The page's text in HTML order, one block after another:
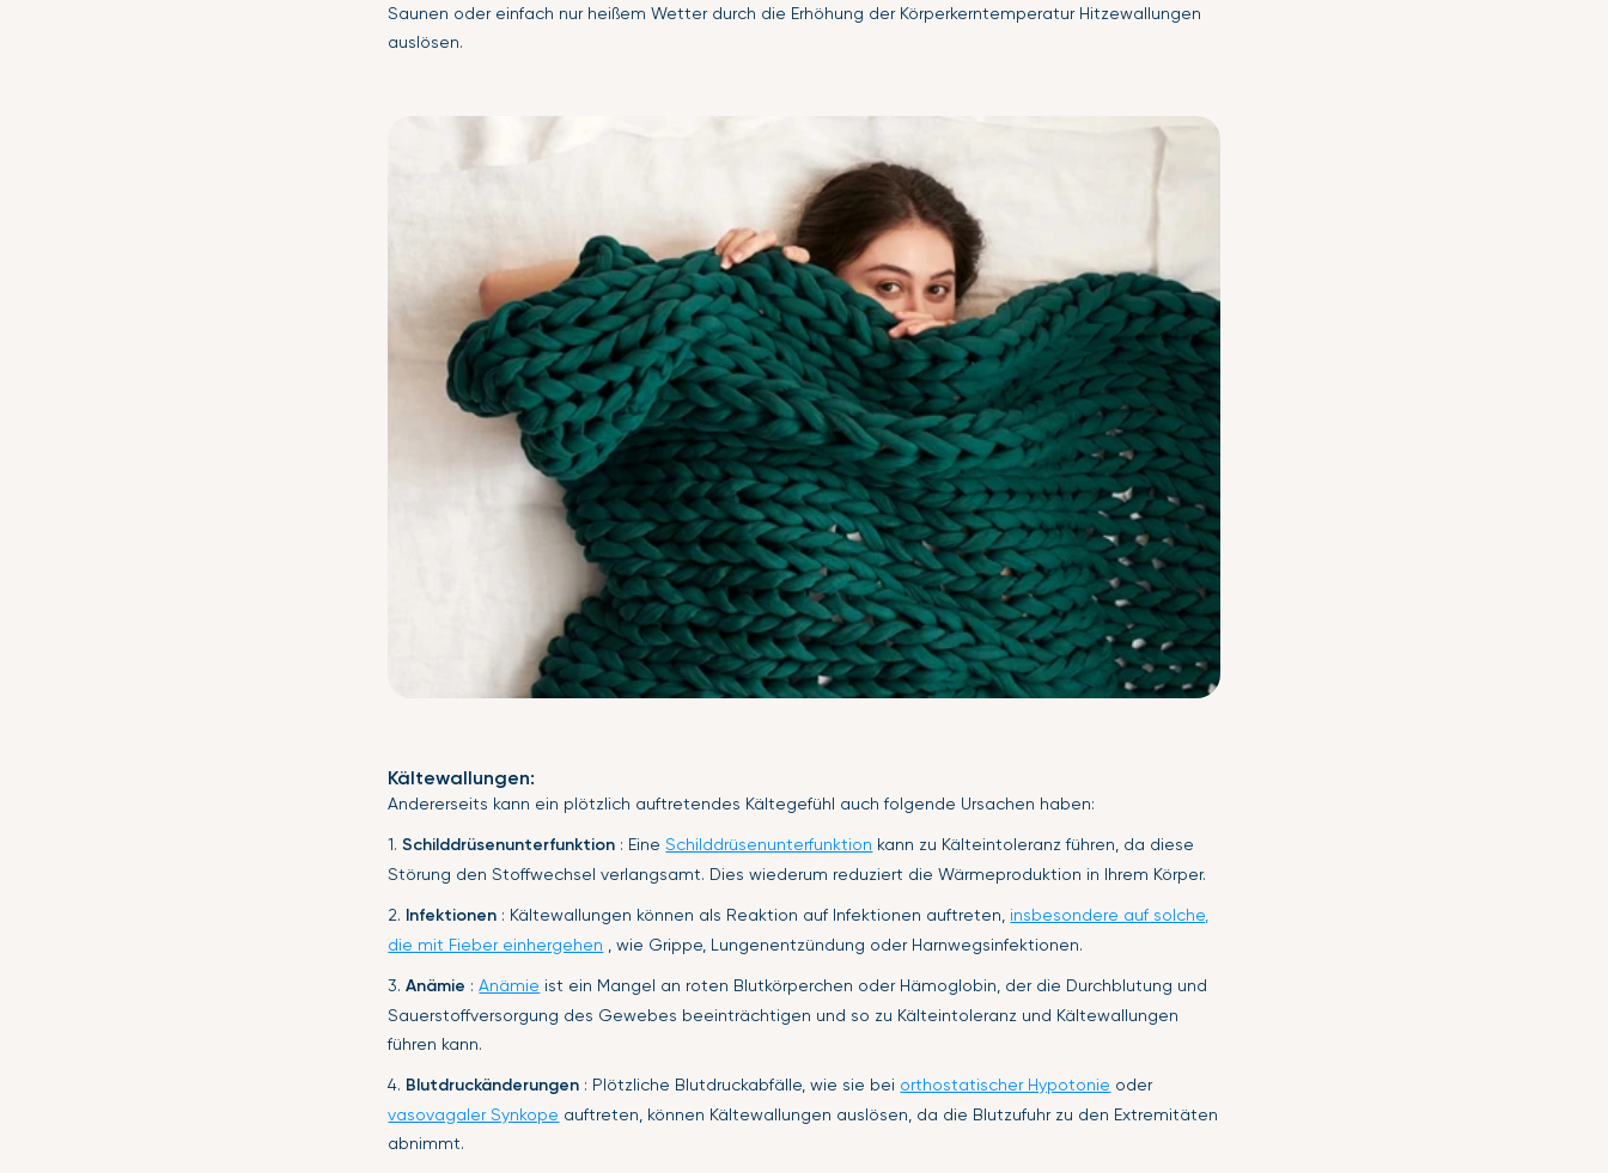
Saunen oder einfach nur heißem Wetter durch die Erhöhung der Körperkerntemperatur Hitzewallungen
auslösen.
Kältewallungen:
Andererseits kann ein plötzlich auftretendes Kältegefühl auch folgende Ursachen haben:
1.Schilddrüsenunterfunktion : EineSchilddrüsenunterfunktion kann zu Kälteintoleranz führen, da diese
Störung den Stoffwechsel verlangsamt. Dies wiederum reduziert die Wärmeproduktion in Ihrem Körper.
2. Infektionen : Kältewallungen können als Reaktion auf Infektionen auftreten, insbesondere auf solche,
die mit Fieber einhergehen , wie Grippe, Lungenentzündung oder Harnwegsinfektionen.
3.Anämie :Anämie ist ein Mangel an roten Blutkörperchen oder Hämoglobin, der die Durchblutung und
Sauerstoffversorgung des Gewebes beeinträchtigen und so zu Kälteintoleranz und Kältewallungen
führen kann.
4. Blutdruckänderungen : Plötzliche Blutdruckabfälle, wie sie bei orthostatischer Hypotonie oder
vasovagaler Synkope auftreten, können Kältewallungen auslösen, da die Blutzufuhr zu den Extremitäten
abnimmt.